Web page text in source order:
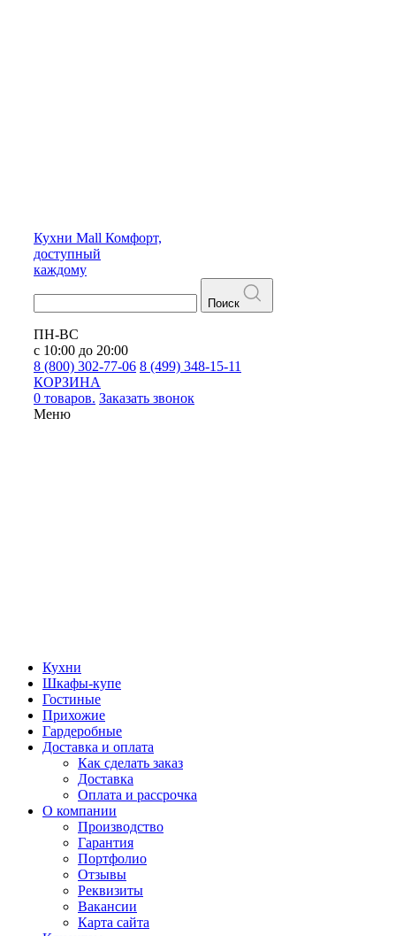
Кухни Mall Комфорт,
доступный
каждому
Поиск
ПН-ВС
с 10:00 до 20:00
8 (800) 302-77-06 8 (499) 348-15-11
КОРЗИНА
0 товаров. Заказать звонок
Меню
Кухни
Шкафы-купе
Гостиные
Прихожие
Гардеробные
Доставка и оплата
Как сделать заказ
Доставка
Оплата и рассрочка
О компании
Производство
Гарантия
Портфолио
Отзывы
Реквизиты
Вакансии
Карта сайта